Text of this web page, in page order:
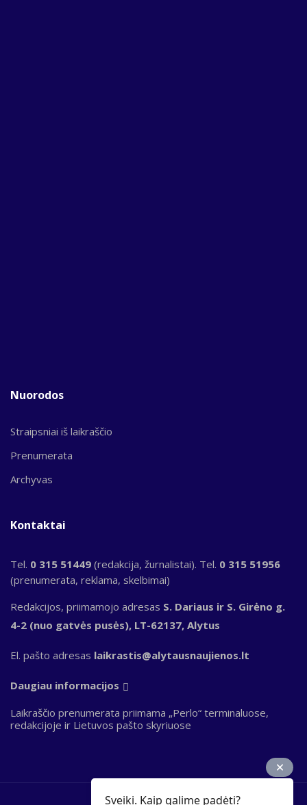
Nuorodos
Straipsniai iš laikraščio
Prenumerata
Archyvas
Kontaktai
Tel. 0 315 51449 (redakcija, žurnalistai). Tel. 0 315 51956
(prenumerata, reklama, skelbimai)
Redakcijos, priimamojo adresas S. Dariaus ir S. Girėno g.
4-2 (nuo gatvės pusės), LT-62137, Alytus
El. pašto adresas laikrastis@alytausnaujienos.lt
Daugiau informacijos
Laikraščio prenumerata priimama „Perlo“ terminaluose,
redakcijoje ir Lietuvos pašto skyriuose
Sveiki. Kaip galime padėti?